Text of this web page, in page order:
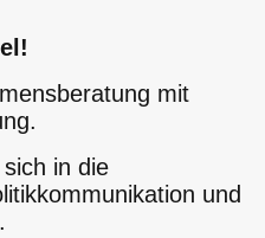
mit
in die
und